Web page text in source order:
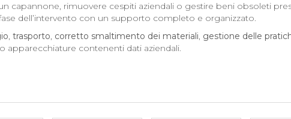
capannone, rimuovere cespiti aziendali o gestire beni obsoleti
dell’intervento con un supporto completo e organizzato.
, trasporto, corretto smaltimento dei materiali, gestione delle
contenenti dati aziendali.